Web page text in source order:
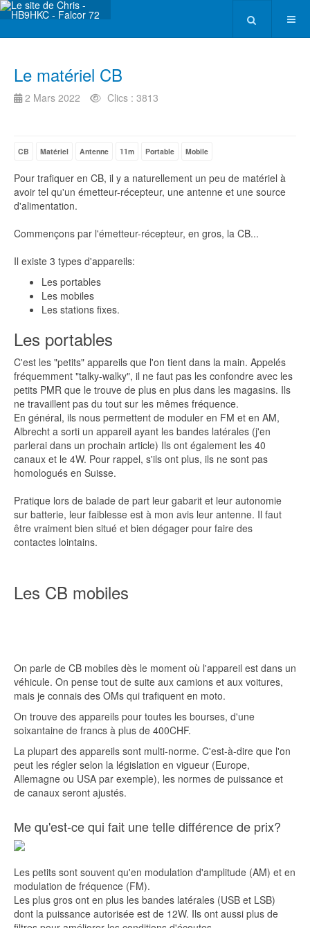
Le matériel CB
2 Mars 2022 Clics : 3813
CB Matériel Antenne 11m Portable Mobile
Pour trafiquer en CB, il y a naturellement un peu de matériel à
avoir tel qu'un émetteur-récepteur, une antenne et une source
d'alimentation.
Commençons par l'émetteur-récepteur, en gros, la CB...
Il existe 3 types d'appareils:
Les portables
Les mobiles
Les stations fixes.
Les portables
C'est les "petits" appareils que l'on tient dans la main. Appelés
fréquemment "talky-walky", il ne faut pas les confondre avec les
petits PMR que le trouve de plus en plus dans les magasins. Ils
ne travaillent pas du tout sur les mêmes fréquence.
En général, ils nous permettent de moduler en FM et en AM,
Albrecht a sorti un appareil ayant les bandes latérales (j'en
parlerai dans un prochain article) Ils ont également les 40
canaux et le 4W. Pour rappel, s'ils ont plus, ils ne sont pas
homologués en Suisse.
Pratique lors de balade de part leur gabarit et leur autonomie
sur batterie, leur faiblesse est à mon avis leur antenne. Il faut
être vraiment bien situé et bien dégager pour faire des
contactes lointains.
Les CB mobiles
On parle de CB mobiles dès le moment où l'appareil est dans un
véhicule. On pense tout de suite aux camions et aux voitures,
mais je connais des OMs qui trafiquent en moto.
On trouve des appareils pour toutes les bourses, d'une
soixantaine de francs à plus de 400CHF.
La plupart des appareils sont multi-norme. C'est-à-dire que l'on
peut les régler selon la législation en vigueur (Europe,
Allemagne ou USA par exemple), les normes de puissance et
de canaux seront ajustés.
Me qu'est-ce qui fait une telle différence de prix?
Les petits sont souvent qu'en modulation d'amplitude (AM) et en
modulation de fréquence (FM).
Les plus gros ont en plus les bandes latérales (USB et LSB)
dont la puissance autorisée est de 12W. Ils ont aussi plus de